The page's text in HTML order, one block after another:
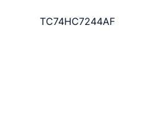
TC74HC7244AF